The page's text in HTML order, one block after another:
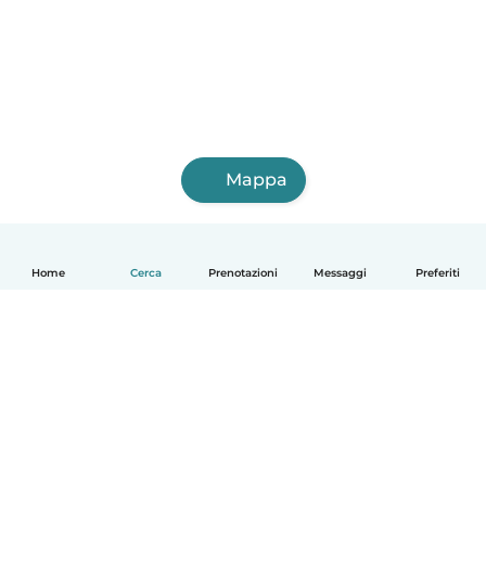
Home Cerca Prenotazioni Messaggi Preferiti
Mappa